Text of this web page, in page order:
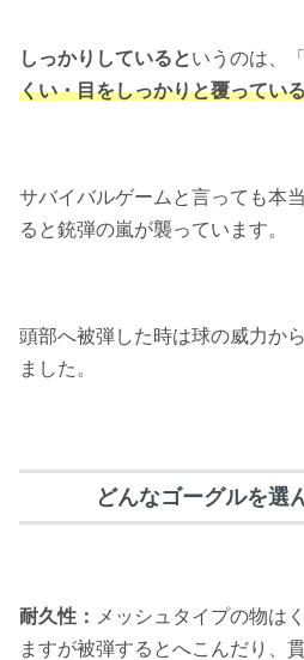
しっかりしているというのは、「
くい・目をしっかりと覆ってい
サバイバルゲームと言っても本
ると銃弾の嵐が襲っています。
頭部へ被弾した時は球の威力か
ました。
どんなゴーグルを選
耐久性： メッシュタイプの物は
ますが被弾するとへこんだり、